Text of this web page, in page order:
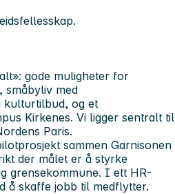
gode muligheter for
småbyliv med
kulturtilbud, og et
Kirkenes. Vi ligger sentralt til
Paris.
sammen Garnisonen
der målet er å styrke
grensekommune. I ett HR-
å skaffe jobb til medflytter.